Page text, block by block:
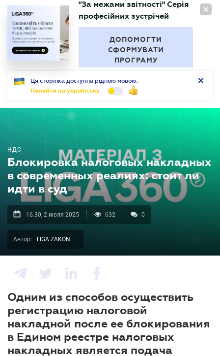
БУХГАЛТЕР
"За межами звітності" Серія
професійних зустрічей
ДОПОМОГТИ
СФОРМУВАТИ
ПРОГРАМУ
Ця сторінка доступна рідною мовою.
Перейти на українську
НДС
Блокировка налоговых накладных
в современных реалиях: стоит ли
идти в суд
16.30, 2 июля 2025 632 0
Автор: LIGA ZAKON
Одним из способов осуществить
регистрацию налоговой
накладной после ее блокирования
в Едином реестре налоговых
накладных является подача